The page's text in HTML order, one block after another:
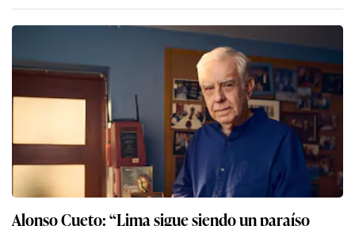
Alonso Cueto: “Lima sigue siendo un paraíso